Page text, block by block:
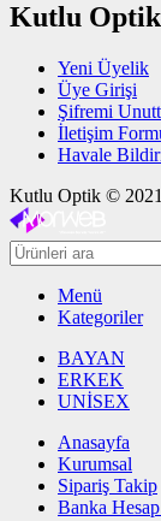
Kutlu Optik
Yeni Üyelik
Üye Girişi
Şifremi
İletişim
Havale
Kutlu Optik ©
Menü
Kategoriler
BAYAN
ERKEK
UNİSEX
Anasayfa
Kurumsal
Sipariş Takip
Banka